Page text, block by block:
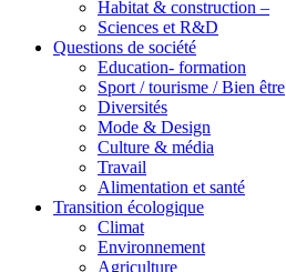
Habitat & construction –
Sciences et R&D
Questions de société
Education- formation
Sport / tourisme / Bien être
Diversités
Mode & Design
Culture & média
Travail
Alimentation et santé
Transition écologique
Climat
Environnement
Agriculture